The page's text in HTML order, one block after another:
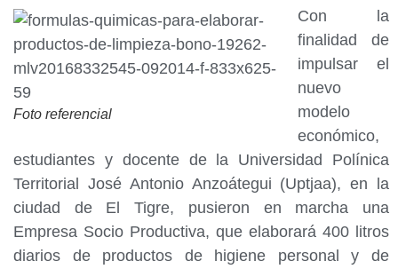
Foto referencial
Con la
finalidad de
impulsar el
nuevo
modelo
económico,
estudiantes y docente de la Universidad Polínica
Territorial José Antonio Anzoátegui (Uptjaa), en la
ciudad de El Tigre, pusieron en marcha una
Empresa Socio Productiva, que elaborará 400 litros
diarios de productos de higiene personal y de